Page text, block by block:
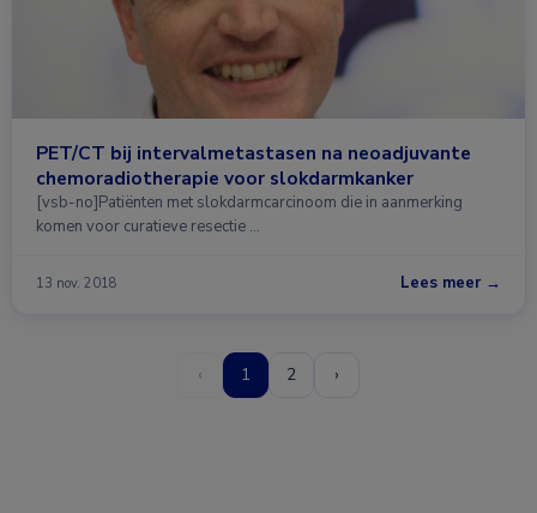
PET/CT bij intervalmetastasen na neoadjuvante
chemoradiotherapie voor slokdarmkanker
[vsb-no]Patiënten met slokdarmcarcinoom die in aanmerking
komen voor curatieve resectie …
13 nov. 2018 Lees meer →
‹ 1 2 ›